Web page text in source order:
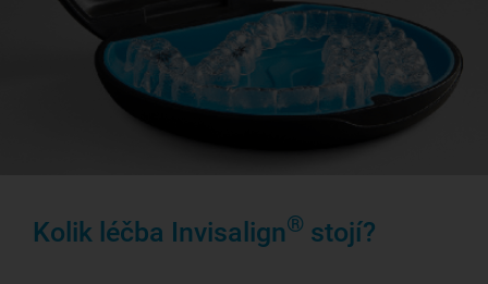
Kolik léčba Invisalign® stojí?